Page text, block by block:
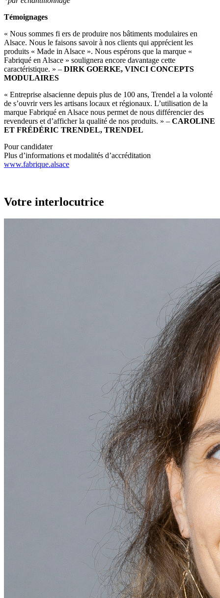
Témoignages
« Nous sommes fi ers de produire nos bâtiments modulaires en
Alsace. Nous le faisons savoir à nos clients qui apprécient les
produits « Made in Alsace ». Nous espérons que la marque «
Fabriqué en Alsace » soulignera encore davantage cette
caractéristique. » – DIRK GOERKE, VINCI CONCEPTS
MODULAIRES
« Entreprise alsacienne depuis plus de 100 ans, Trendel a la volonté
de s’ouvrir vers les artisans locaux et régionaux. L’utilisation de la
marque Fabriqué en Alsace nous permet de nous différencier des
revendeurs et d’afficher la qualité de nos produits. » – CAROLINE
ET FRÉDÉRIC TRENDEL, TRENDEL
Pour candidater
Plus d’informations et modalités d’accréditation
www.fabrique.alsace
Votre interlocutrice